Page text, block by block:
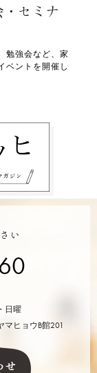
セミナ
勉強会など、家
ベントを開催し
い
日曜
ヒョウB館201